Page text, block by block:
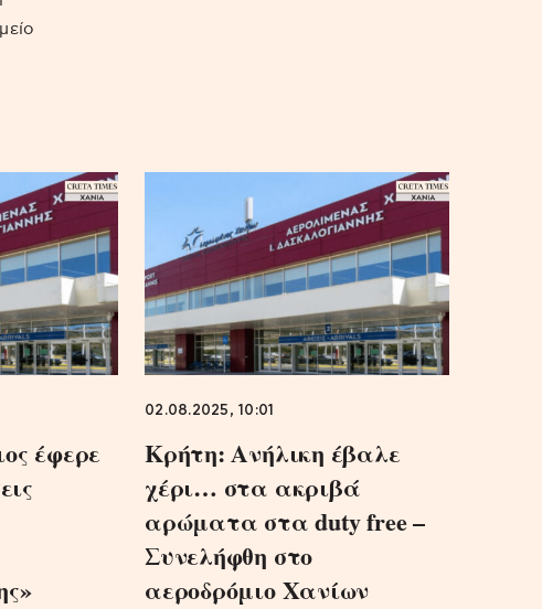
έφερε
02.08.2025, 10:01
Κρήτη: Ανήλικη έβαλε
χέρι… στα ακριβά
αρώματα στα duty free –
Συνελήφθη στο
αεροδρόμιο Χανίων